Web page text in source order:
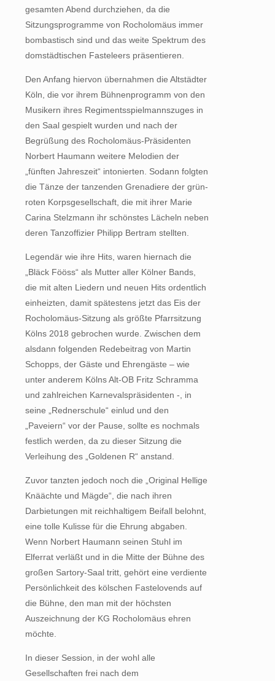
gesamten Abend durchziehen, da die
Sitzungsprogramme von Rocholomäus immer
bombastisch sind und das weite Spektrum des
domstädtischen Fasteleers präsentieren.
Den Anfang hiervon übernahmen die Altstädter
Köln, die vor ihrem Bühnenprogramm von den
Musikern ihres Regimentsspielmannszuges in
den Saal gespielt wurden und nach der
Begrüßung des Rocholomäus-Präsidenten
Norbert Haumann weitere Melodien der
„fünften Jahreszeit“ intonierten. Sodann folgten
die Tänze der tanzenden Grenadiere der grün-
roten Korpsgesellschaft, die mit ihrer Marie
Carina Stelzmann ihr schönstes Lächeln neben
deren Tanzoffizier Philipp Bertram stellten.
Legendär wie ihre Hits, waren hiernach die
„Bläck Fööss“ als Mutter aller Kölner Bands,
die mit alten Liedern und neuen Hits ordentlich
einheizten, damit spätestens jetzt das Eis der
Rocholomäus-Sitzung als größte Pfarrsitzung
Kölns 2018 gebrochen wurde. Zwischen dem
alsdann folgenden Redebeitrag von Martin
Schopps, der Gäste und Ehrengäste – wie
unter anderem Kölns Alt-OB Fritz Schramma
und zahlreichen Karnevalspräsidenten -, in
seine „Rednerschule“ einlud und den
„Paveiern“ vor der Pause, sollte es nochmals
festlich werden, da zu dieser Sitzung die
Verleihung des „Goldenen R“ anstand.
Zuvor tanzten jedoch noch die „Original Hellige
Knäächte und Mägde“, die nach ihren
Darbietungen mit reichhaltigem Beifall belohnt,
eine tolle Kulisse für die Ehrung abgaben.
Wenn Norbert Haumann seinen Stuhl im
Elferrat verläßt und in die Mitte der Bühne des
großen Sartory-Saal tritt, gehört eine verdiente
Persönlichkeit des kölschen Fastelovends auf
die Bühne, den man mit der höchsten
Auszeichnung der KG Rocholomäus ehren
möchte.
In dieser Session, in der wohl alle
Gesellschaften frei nach dem